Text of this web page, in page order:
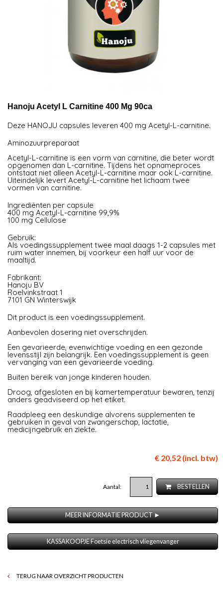
Hanoju Acetyl L Carnitine 400 Mg 90ca
Deze HANOJU capsules leveren 400 mg Acetyl-L-carnitine.
Aminozuurpreparaat
Acetyl-L-carnitine is een vorm van carnitine, die beter wordt
opgenomen dan L-carnitine. Tijdens het opnameproces
ontstaat niet alleen Acetyl-L-carnitine maar ook L-carnitine.
Uiteindelijk levert Acetyl-L-carnitine het lichaam twee
vormen van carnitine.
Ingrediënten per capsule
400 mg Acetyl-L-carnitine 99,9%
100 mg Cellulose
Gebruik:
Als voedingssupplement twee maal daags 1-2 capsules met
ruim water innemen, bij voorkeur een half uur voor de
maaltijd.
Fabrikant:
Hanoju BV
Roelvinkstraat 1
7101 GN Winterswijk
Dit product is een voedingssupplement.
Aanbevolen dosering niet overschrijden.
Een gevarieerde, evenwichtige voeding en een gezonde
levensstijl zijn belangrijk. Een voedingssupplement is geen
vervanging van een gevarieerde voeding.
Buiten bereik van jonge kinderen houden.
Droog, afgesloten en bij kamertemperatuur bewaren, tenzij
anders geadviseerd op het etiket.
Raadpleeg een deskundige alvorens supplementen te
gebruiken in geval van zwangerschap, lactatie,
medicijngebruik en ziekte.
€ 20,52 (incl. btw)
Aantal: BESTELLEN
MEER INFORMATIE PRODUCT ►
KASSAKOOPJE Foetsie electrisch vliegenvanger
TERUG NAAR OVERZICHT PRODUCTEN